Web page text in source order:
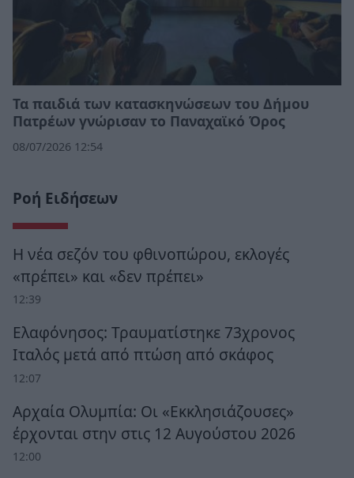
Τα παιδιά των κατασκηνώσεων του Δήμου
Πατρέων γνώρισαν το Παναχαϊκό Όρος
08/07/2026 12:54
Ροή Ειδήσεων
Η νέα σεζόν του φθινοπώρου, εκλογές
«πρέπει» και «δεν πρέπει»
12:39
Ελαφόνησος: Τραυματίστηκε 73χρονος
Ιταλός μετά από πτώση από σκάφος
12:07
Αρχαία Ολυμπία: Οι «Εκκλησιάζουσες»
έρχονται στην στις 12 Αυγούστου 2026
12:00